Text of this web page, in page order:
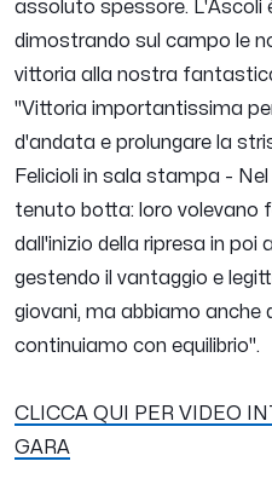
assoluto spessore. L'Ascoli
dimostrando sul campo le
vittoria alla nostra
"Vittoria importantissima
d'andata e prolungare la
Felicioli in sala stampa -
tenuto botta: loro volevano
dall'inizio della ripresa in
gestendo il vantaggio e
giovani, ma abbiamo
continuiamo con equilibrio".
CLICCA QUI PER VIDEO
GARA